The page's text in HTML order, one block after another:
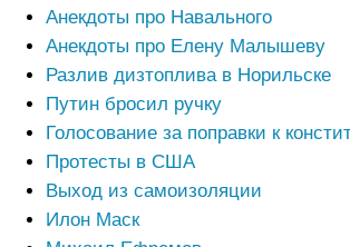
Анекдоты про Навального
Анекдоты про Елену Малышеву
Разлив дизтоплива в Норильске
Путин бросил ручку
Голосование за поправки к
Протесты в США
Выход из самоизоляции
Илон Маск